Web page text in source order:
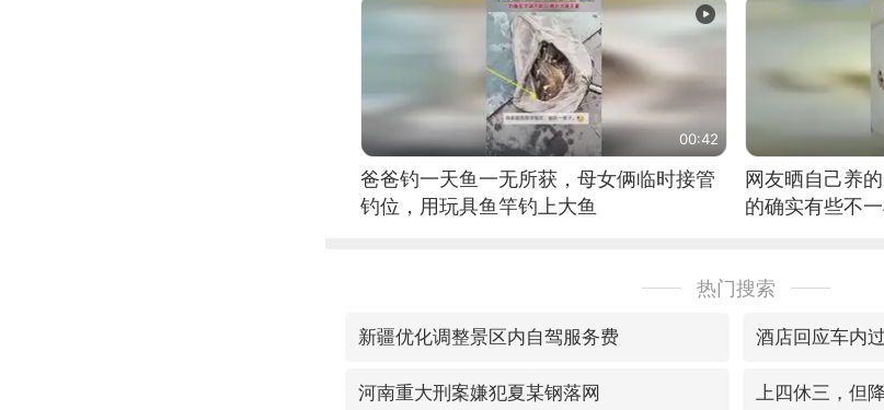
00:42
爸爸钓一天鱼一无所获，母女俩临时接管
钓位，用玩具鱼竿钓上大鱼
网友晒自己养
的确实有些不
热门搜索
新疆优化调整景区内自驾服务费 酒店回应车内
河南重大刑案嫌犯夏某钢落网 上四休三，但